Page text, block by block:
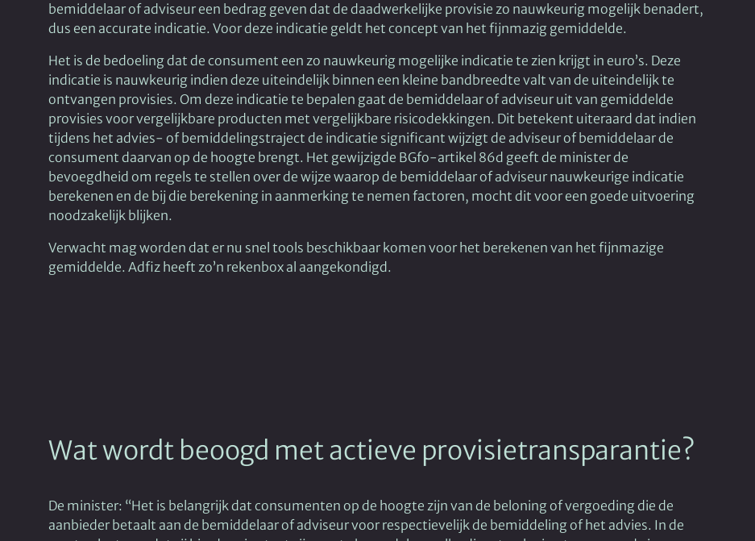
bemiddelaar of adviseur een bedrag geven dat de daadwerkelijke provisie zo nauwkeurig mogelijk benadert,
dus een accurate indicatie. Voor deze indicatie geldt het concept van het fijnmazig gemiddelde.
Het is de bedoeling dat de consument een zo nauwkeurig mogelijke indicatie te zien krijgt in euro’s. Deze
indicatie is nauwkeurig indien deze uiteindelijk binnen een kleine bandbreedte valt van de uiteindelijk te
ontvangen provisies. Om deze indicatie te bepalen gaat de bemiddelaar of adviseur uit van gemiddelde
provisies voor vergelijkbare producten met vergelijkbare risicodekkingen. Dit betekent uiteraard dat indien
tijdens het advies- of bemiddelingstraject de indicatie significant wijzigt de adviseur of bemiddelaar de
consument daarvan op de hoogte brengt. Het gewijzigde BGfo-artikel 86d geeft de minister de
bevoegdheid om regels te stellen over de wijze waarop de bemiddelaar of adviseur nauwkeurige indicatie
berekenen en de bij die berekening in aanmerking te nemen factoren, mocht dit voor een goede uitvoering
noodzakelijk blijken.
Verwacht mag worden dat er nu snel tools beschikbaar komen voor het berekenen van het fijnmazige
gemiddelde. Adfiz heeft zo’n rekenbox al aangekondigd.
Wat wordt beoogd met actieve provisietransparantie?
De minister: “Het is belangrijk dat consumenten op de hoogte zijn van de beloning of vergoeding die de
aanbieder betaalt aan de bemiddelaar of adviseur voor respectievelijk de bemiddeling of het advies. In de